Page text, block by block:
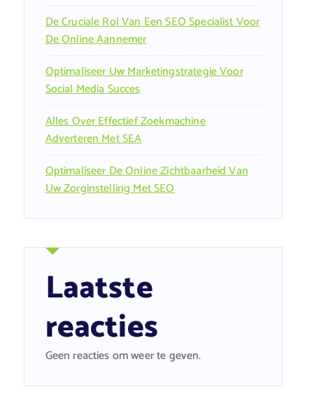
De Cruciale Rol Van Een SEO Specialist Voor
De Online Aannemer
Optimaliseer Uw Marketingstrategie Voor
Social Media Succes
Alles Over Effectief Zoekmachine
Adverteren Met SEA
Optimaliseer De Online Zichtbaarheid Van
Uw Zorginstelling Met SEO
Laatste
reacties
Geen reacties om weer te geven.